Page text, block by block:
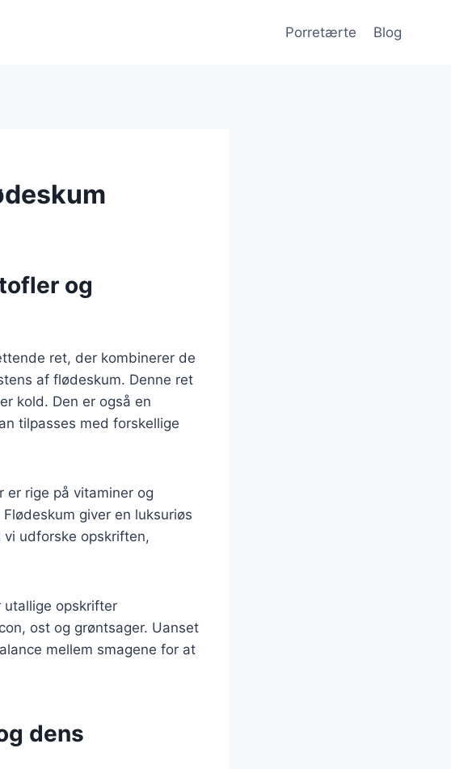
Porretærte Blog
og
ret, der kombinerer de
af flødeskum. Denne ret
kold. Den er også en
tilpasses med forskellige
er rige på vitaminer og
giver en luksuriøs
udforske opskriften,
opskrifter
ost og grøntsager. Uanset
mellem smagene for at
dens